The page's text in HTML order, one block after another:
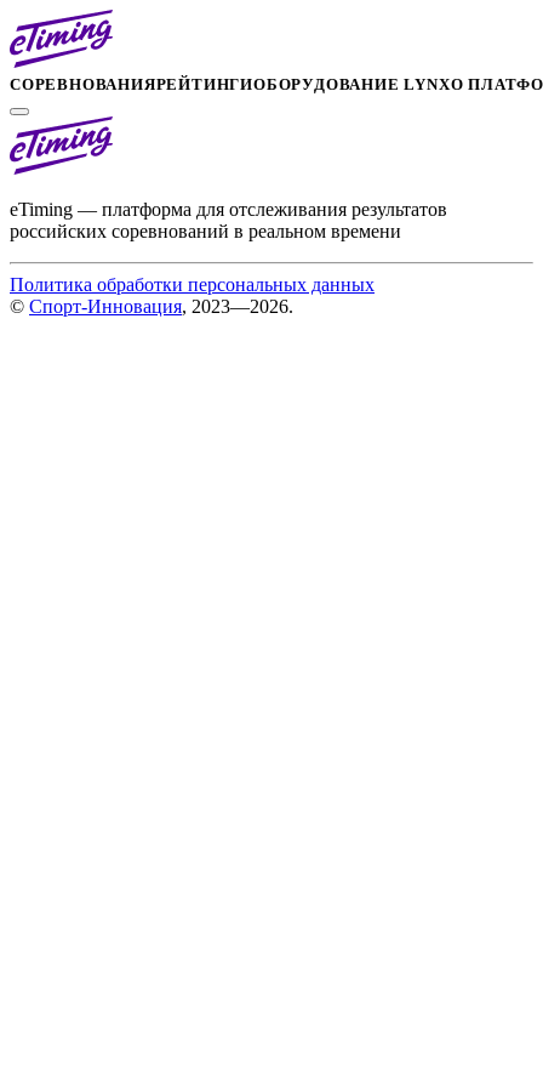
СОРЕВНОВАНИЯРЕЙТИНГИОБОРУДОВАНИЕ LYNXО
eTiming — платформа для отслеживания результатов
российских соревнований в реальном времени
Политика обработки персональных данных
© Спорт-Инновация, 2023—2026.